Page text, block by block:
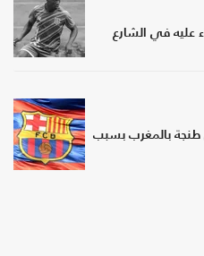
عليه في الشارع
طنجة بالمغرب بسبب